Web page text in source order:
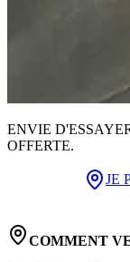
ENVIE
OFFERTE.
JE
COMMENT